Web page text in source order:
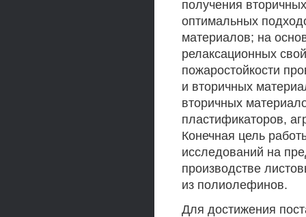
получения
оптимальных
материалов; на
релаксационных
пожаростойкости
и вторичных
вторичных
пластификаторов,
Конечная цель
исследований на
производстве
из полиолефинов.
Для достижения